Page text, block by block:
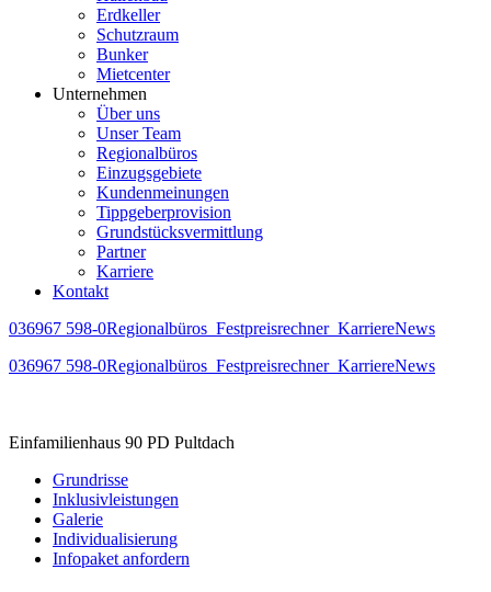
Erdkeller
Schutzraum
Bunker
Mietcenter
Unternehmen
Über uns
Unser Team
Regionalbüros
Einzugsgebiete
Kundenmeinungen
Tippgeberprovision
Grundstücksvermittlung
Partner
Karriere
Kontakt
036967 598-0Regionalbüros Festpreisrechner KarriereNews
036967 598-0Regionalbüros Festpreisrechner KarriereNews
Einfamilienhaus 90 PD Pultdach
Grundrisse
Inklusivleistungen
Galerie
Individualisierung
Infopaket anfordern